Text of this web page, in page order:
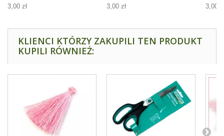
3,00 zł 3,00 zł 3,00
KLIENCI KTÓRZY ZAKUPILI TEN PRODUKT
KUPILI RÓWNIEŻ: